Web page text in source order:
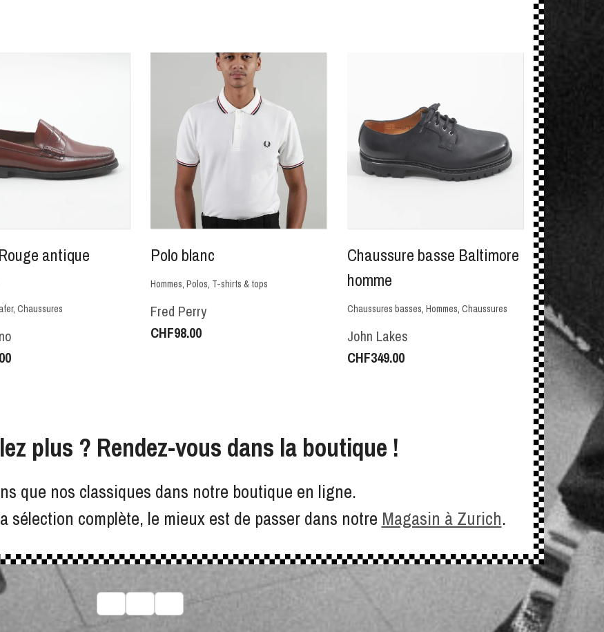
antique
, Chaussures
Polo blanc
Hommes, Polos, T-shirts & tops
Fred Perry
CHF98.00
Chaussure basse Baltimore
homme
Chaussures basses, Hommes, Chaussures
John Lakes
CHF349.00
plus ? Rendez-vous dans la boutique !
que nos classiques dans notre boutique en ligne.
sélection complète, le mieux est de passer dans notre Magasin à Zurich.